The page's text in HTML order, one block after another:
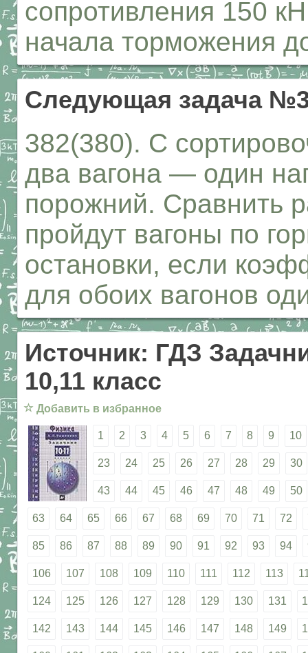
сопротивления 150
начала торможения
Следующая задача
382(380). С
два вагона — один
порожний. Сравнить
пройдут вагоны по
остановки, если
для обоих вагонов
Источник: ГДЗ
10,11 класс
☆ Добавить в избранное
1 2 3 4 5 6 7 8 9 10
23 24 25 26 27 28 29 30
43 44 45 46 47 48 49 50
63 64 65 66 67 68 69 70 71 72
85 86 87 88 89 90 91 92 93 94
106 107 108 109 110 111 112 113
124 125 126 127 128 129 130 131
142 143 144 145 146 147 148 149